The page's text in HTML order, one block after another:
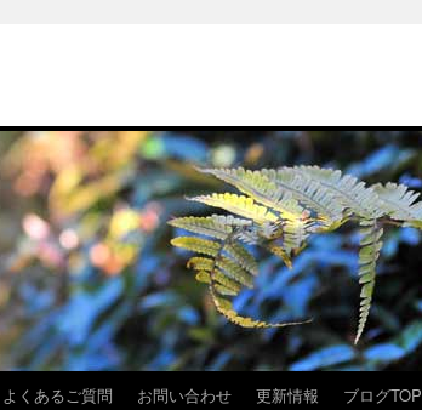
よくあるご質問 お問い合わせ 更新情報 ブログTOP